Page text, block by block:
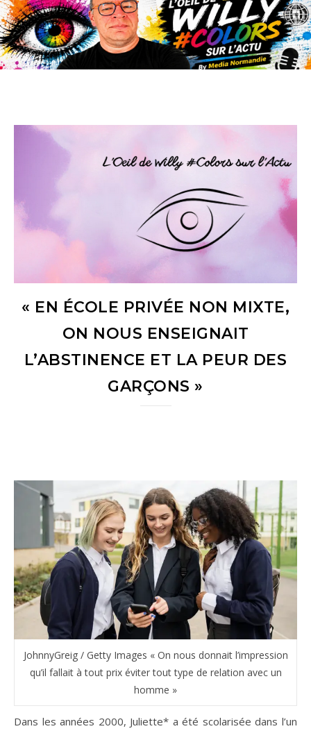
« EN ÉCOLE PRIVÉE NON MIXTE,
ON NOUS ENSEIGNAIT
L’ABSTINENCE ET LA PEUR DES
GARÇONS »
JohnnyGreig / Getty Images « On nous donnait l’impression
qu’il fallait à tout prix éviter tout type de relation avec un
homme »
Dans les années 2000, Juliette* a été scolarisée dans l’un